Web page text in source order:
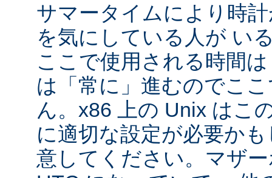
サマータイムにより時
を気にしている人が い
ここで使用される時間
は「常に」進むのでこ
ん。x86 上の Unix はこ
に適切な設定が必要か
意してください。マザ